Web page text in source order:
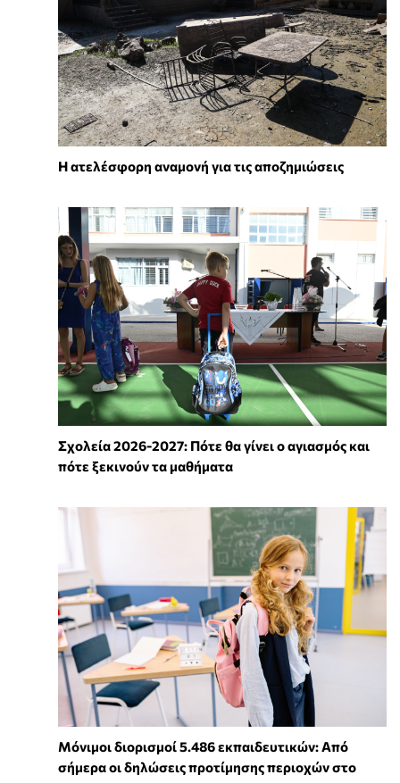
Η ατελέσφορη αναμονή για τις αποζημιώσεις
Σχολεία 2026-2027: Πότε θα γίνει ο αγιασμός και
πότε ξεκινούν τα μαθήματα
Μόνιμοι διορισμοί 5.486 εκπαιδευτικών: Από
σήμερα οι δηλώσεις προτίμησης περιοχών στο